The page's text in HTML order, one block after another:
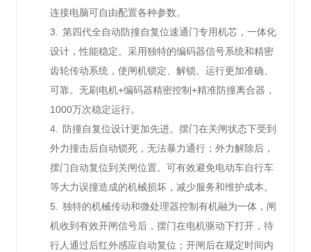
连接电脑可自由配置各种参数。
3.
第四代全自动防撞自复位速通门专用机芯，一体化
设计，性能稳定。采用独特的编码器信号系统和精密
齿轮传动系统，使闸机锁定、解锁、运行更加准确、
可靠。无刷电机+编码器精密控制+精准防撞离合器，
1000万次稳定运行。
4.
防撞自复位设计更加先进。摆门在关闸状态下受到
外力撞击后自动锁死，无法暴力通行；外力解除后，
摆门自动复位到关闸位置。可有效避免电动车自行车
等大力误撞造成的机械损坏，减少服务和维护成本。
5.
独特的机械传动和微处理器控制有机融为一体，闸
机收到有效开闸信号后，摆门在电机驱动下打开，待
行人通过后红外感应自动复位；开闸后在规定时间内